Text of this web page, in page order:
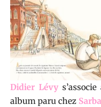
Didier Lévy
album paru chez